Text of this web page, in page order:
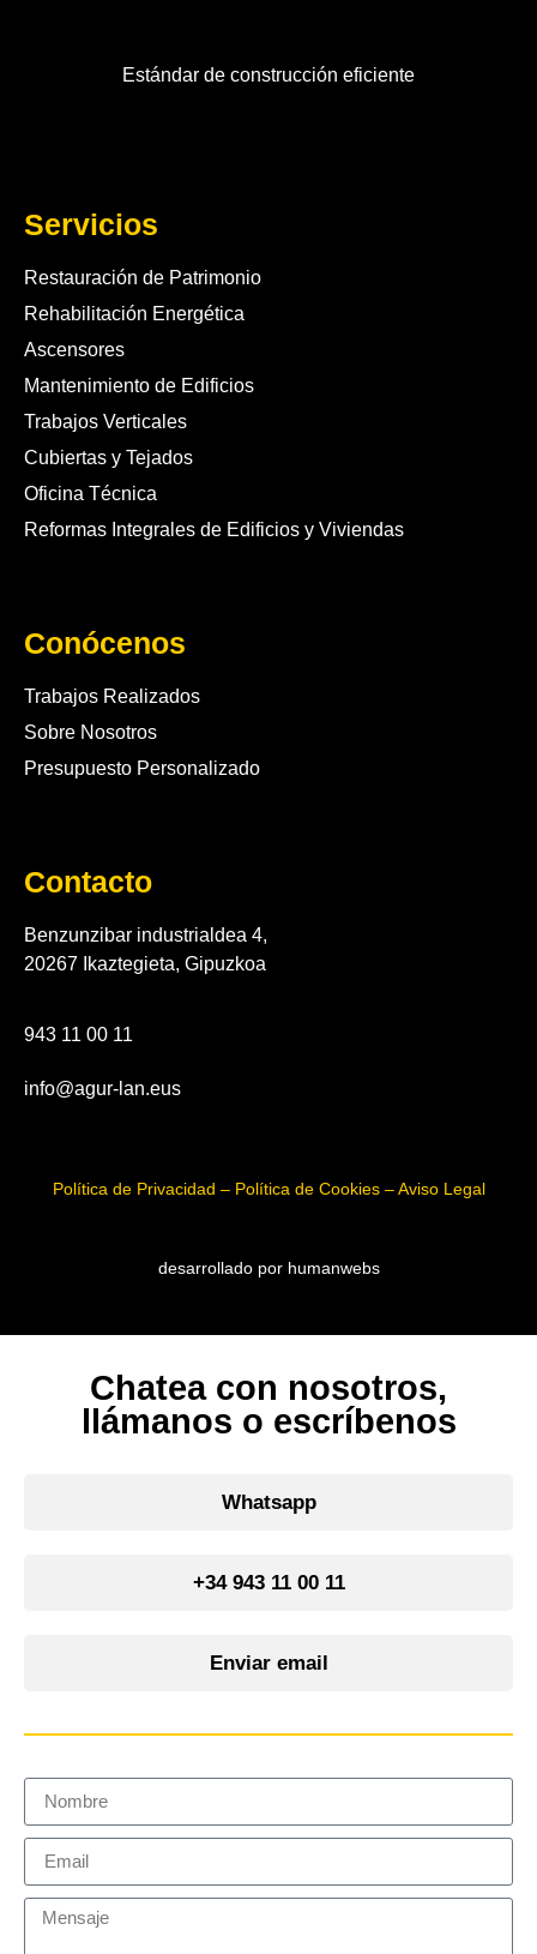
Estándar de construcción eficiente
Servicios
Restauración de Patrimonio
Rehabilitación Energética
Ascensores
Mantenimiento de Edificios
Trabajos Verticales
Cubiertas y Tejados
Oficina Técnica
Reformas Integrales de Edificios y Viviendas
Conócenos
Trabajos Realizados
Sobre Nosotros
Presupuesto Personalizado
Contacto
Benzunzibar industrialdea 4,
20267 Ikaztegieta, Gipuzkoa
943 11 00 11
info@agur-lan.eus
Política de Privacidad – Política de Cookies – Aviso Legal
desarrollado por humanwebs
Chatea con nosotros,
llámanos o escríbenos
Whatsapp
+34 943 11 00 11
Enviar email